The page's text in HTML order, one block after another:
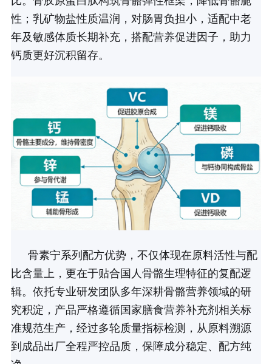
性；乳矿物盐性质温润，对肠胃负担小，适配中老
年及敏感体质长期补充，搭配营养促进因子，助力
钙质更好沉积留存。
骨素宁系列配方优势，不仅体现在原料活性与配
比含量上，更在于贴合国人骨骼生理特征的复配逻
辑。依托专业研发团队多年深耕骨骼营养领域的研
究积淀，产品严格遵循国家膳食营养补充剂相关标
准规范生产，经过多轮质量指标检测，从原料溯源
到成品出厂全程严控品质，保障成分稳定、配方纯